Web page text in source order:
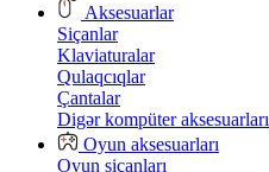
Aksesuarlar
Siçanlar
Klaviaturalar
Qulaqcıqlar
Çantalar
Digər kompüter aksesuarları
Oyun aksesuarları
Oyun siçanları